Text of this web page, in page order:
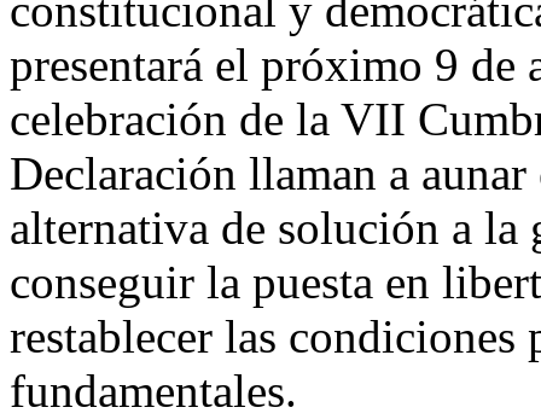
presentará el próximo 9 de
celebración de la VII
Declaración llaman a
alternativa de solución a la
conseguir la puesta en
restablecer las condiciones
fundamentales.